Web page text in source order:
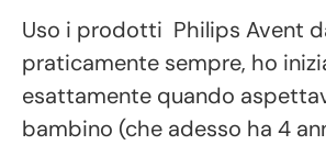
Uso i prodotti Philips Avent
praticamente sempre, ho
esattamente quando
bambino (che adesso ha 4